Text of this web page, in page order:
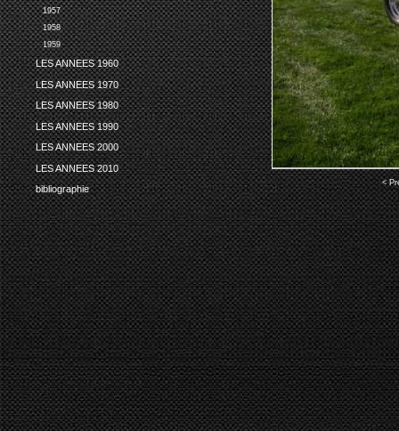
1957
1958
1959
LES ANNEES 1960
LES ANNEES 1970
LES ANNEES 1980
LES ANNEES 1990
LES ANNEES 2000
LES ANNEES 2010
bibliographie
<